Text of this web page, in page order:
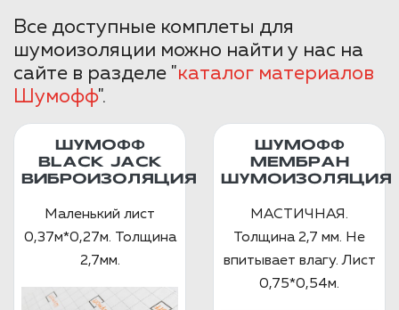
Все доступные комплеты для
шумоизоляции можно найти у нас на
сайте в разделе "каталог материалов
Шумофф".
ШУМОФФ
BLACK JACK
ВИБРОИЗОЛЯЦИЯ
Маленький лист
0,37м*0,27м. Толщина
2,7мм.
ШУМОФФ
МЕМБРАН
ШУМОИЗОЛЯЦИЯ
МАСТИЧНАЯ.
Толщина 2,7 мм. Не
впитывает влагу. Лист
0,75*0,54м.